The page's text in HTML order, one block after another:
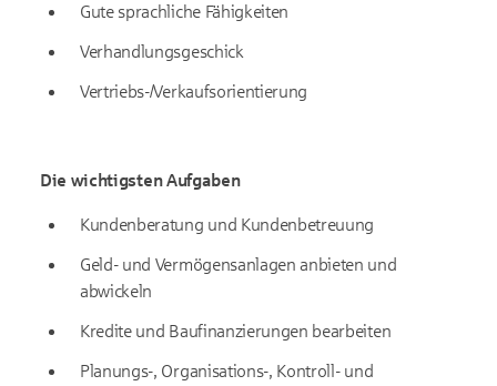
Gute sprachliche Fähigkeiten
Verhandlungsgeschick
Vertriebs-/Verkaufsorientierung
Die wichtigsten Aufgaben
Kundenberatung und Kundenbetreuung
Geld- und Vermögensanlagen anbieten und
abwickeln
Kredite und Baufinanzierungen bearbeiten
Planungs-, Organisations-, Kontroll- und